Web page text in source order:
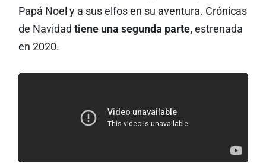
Papá Noel y a sus elfos en su aventura. Crónicas
de Navidad tiene una segunda parte,estrenada
en 2020.